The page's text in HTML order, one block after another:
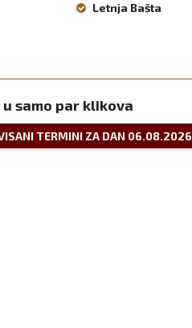
Letnja Bašta
samo par klikova
TERMINI ZA DAN 06.08.2026